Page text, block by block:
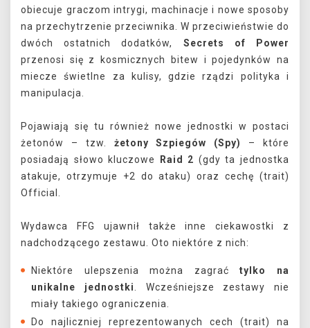
obiecuje graczom intrygi, machinacje i nowe sposoby
na przechytrzenie przeciwnika. W przeciwieństwie do
dwóch ostatnich dodatków, Secrets of Power
przenosi się z kosmicznych bitew i pojedynków na
miecze świetlne za kulisy, gdzie rządzi polityka i
manipulacja.
Pojawiają się tu również nowe jednostki w postaci
żetonów – tzw. żetony Szpiegów (Spy)
– które
posiadają słowo kluczowe
Raid 2 (gdy ta jednostka
atakuje, otrzymuje +2 do ataku) oraz cechę (trait)
Official.
Wydawca FFG ujawnił także inne ciekawostki z
nadchodzącego zestawu. Oto niektóre z nich:
Niektóre ulepszenia można zagraćtylko na
unikalne jednostki
. Wcześniejsze zestawy nie
miały takiego ograniczenia.
Do najliczniej reprezentowanych cech (trait) na